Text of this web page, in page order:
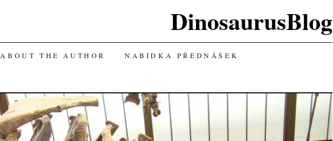
DinosaurusBlog
ABOUT THE AUTHOR NABÍDKA PŘEDNÁŠEK